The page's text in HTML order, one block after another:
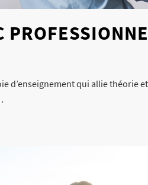
d’enseignement qui allie